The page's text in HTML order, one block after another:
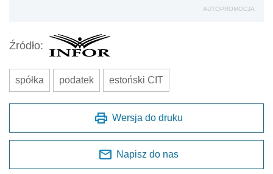
AUTOPROMOCJA
Źródło:
spółka podatek estoński CIT
Wersja do druku
Napisz do nas